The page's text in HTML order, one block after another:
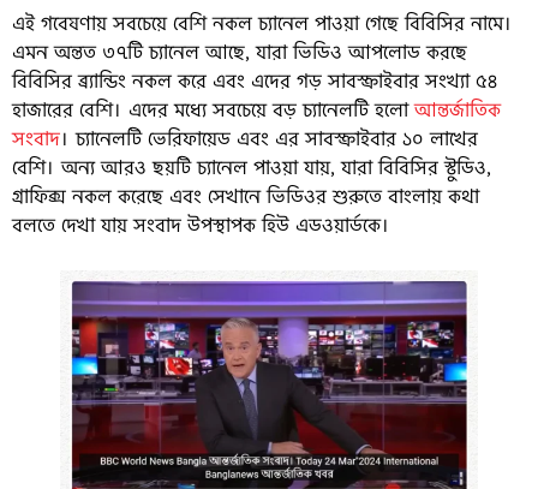
এই গবেষণায় সবচেয়ে বেশি নকল চ্যানেল পাওয়া গেছে বিবিসির নামে।
এমন অন্তত ৩৭টি চ্যানেল আছে, যারা ভিডিও আপলোড করছে
বিবিসির ব্র্যান্ডিং নকল করে এবং এদের গড় সাবস্ক্রাইবার সংখ্যা ৫৪
হাজারের বেশি। এদের মধ্যে সবচেয়ে বড় চ্যানেলটি হলোআন্তর্জাতিক
সংবাদ। চ্যানেলটি ভেরিফায়েড এবং এর সাবস্ক্রাইবার ১০ লাখের
বেশি। অন্য আরও ছয়টি চ্যানেল পাওয়া যায়, যারা বিবিসির স্টুডিও,
গ্রাফিক্স নকল করেছে এবং সেখানে ভিডিওর শুরুতে বাংলায় কথা
বলতে দেখা যায় সংবাদ উপস্থাপক হিউ এডওয়ার্ডকে।